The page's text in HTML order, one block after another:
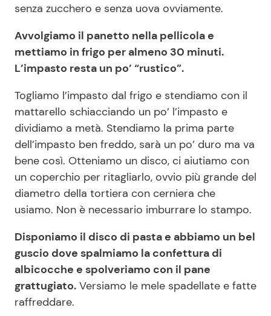
senza zucchero e senza uova ovviamente.
Avvolgiamo il panetto nella pellicola e
mettiamo in frigo per almeno 30 minuti.
L’impasto resta un po’ “rustico”.
Togliamo l’impasto dal frigo e stendiamo con il
mattarello schiacciando un po’ l’impasto e
dividiamo a metà. Stendiamo la prima parte
dell’impasto ben freddo, sarà un po’ duro ma va
bene così. Otteniamo un disco, ci aiutiamo con
un coperchio per ritagliarlo, ovvio più grande del
diametro della tortiera con cerniera che
usiamo. Non è necessario imburrare lo stampo.
Disponiamo il disco di pasta e abbiamo un bel
guscio dove spalmiamo la confettura di
albicocche e spolveriamo con il pane
grattugiato. Versiamo le mele spadellate e fatte
raffreddare.